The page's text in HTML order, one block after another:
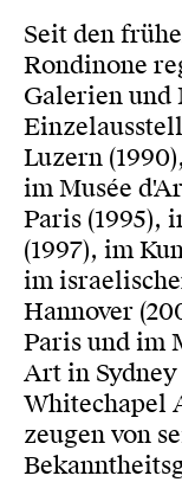
Seit den
Rondinone
Galerien und
Luzern
im Musée
Paris (1995),
(1997), im
im
Hannover
Paris und im
Art in
Whitechapel
zeugen von